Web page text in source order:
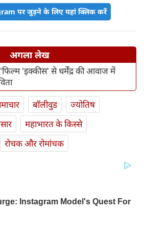
पर जुड़ने के लिए यहां क्लिक करें
अगला लेख
'इक्कीस' से धर्मेंद्र की आवाज में
बॉलीवुड
ज्योतिष
महाभारत के किस्से
रोचक और रोमांचक